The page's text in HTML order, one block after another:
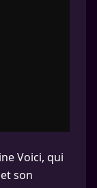
Voici, qui
son